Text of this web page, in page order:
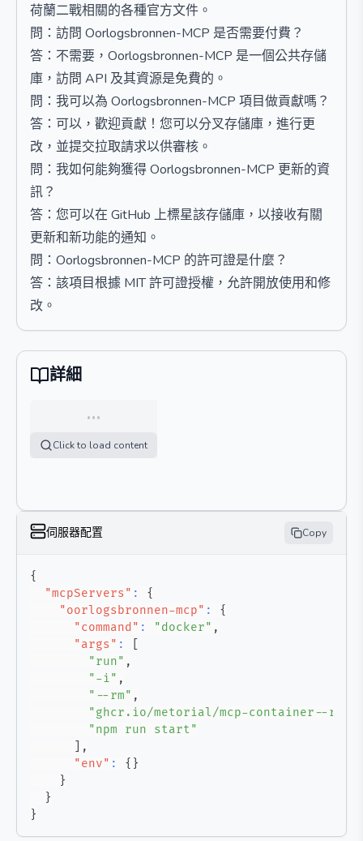
荷蘭二戰相關的各種官方文件。
問：訪問 Oorlogsbronnen-MCP 是否需要付費？
答：不需要，Oorlogsbronnen-MCP 是一個公共存儲
庫，訪問 API 及其資源是免費的。
問：我可以為 Oorlogsbronnen-MCP 項目做貢獻嗎？
答：可以，歡迎貢獻！您可以分叉存儲庫，進行更
改，並提交拉取請求以供審核。
問：我如何能夠獲得 Oorlogsbronnen-MCP 更新的資
訊？
答：您可以在 GitHub 上標星該存儲庫，以接收有關
更新和新功能的通知。
問：Oorlogsbronnen-MCP 的許可證是什麼？
答：該項目根據 MIT 許可證授權，允許開放使用和修
改。
詳細
…
Click to load content
伺服器配置 Copy
{
"mcpServers" :
{
"oorlogsbronnen-mcp" :
{
"command" : "docker" ,
"args" :
"run" ,
"-i" ,
"--rm" ,
"ghcr.io/metorial/mcp-container--r-
"npm run start"
,
"env" : { }
}
}
}